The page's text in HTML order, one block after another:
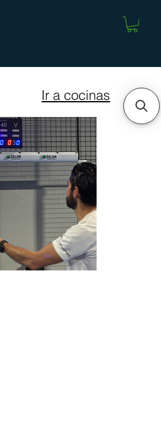
Ir a cocinas